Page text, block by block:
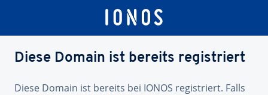
Diese Domain ist bereits registriert
Diese Domain ist bereits bei IONOS registriert. Falls